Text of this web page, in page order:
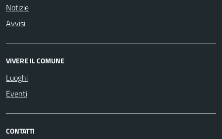
Notizie
Avvisi
VIVERE IL COMUNE
Luoghi
Eventi
CONTATTI